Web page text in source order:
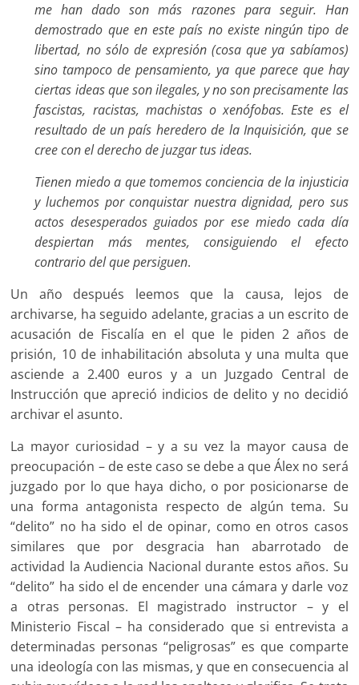
me han dado son más razones para seguir. Han
demostrado que en este país no existe ningún tipo de
libertad, no sólo de expresión (cosa que ya sabíamos)
sino tampoco de pensamiento, ya que parece que hay
ciertas ideas que son ilegales, y no son precisamente las
fascistas, racistas, machistas o xenófobas. Este es el
resultado de un país heredero de la Inquisición, que se
cree con el derecho de juzgar tus ideas.
Tienen miedo a que tomemos conciencia de la injusticia
y luchemos por conquistar nuestra dignidad, pero sus
actos desesperados guiados por ese miedo cada día
despiertan más mentes, consiguiendo el efecto
contrario del que persiguen.
Un año después leemos que la causa, lejos de
archivarse, ha seguido adelante, gracias a un escrito de
acusación de Fiscalía en el que le piden 2 años de
prisión, 10 de inhabilitación absoluta y una multa que
asciende a 2.400 euros y a un Juzgado Central de
Instrucción que apreció indicios de delito y no decidió
archivar el asunto.
La mayor curiosidad – y a su vez la mayor causa de
preocupación – de este caso se debe a que Álex no será
juzgado por lo que haya dicho, o por posicionarse de
una forma antagonista respecto de algún tema. Su
“delito” no ha sido el de opinar, como en otros casos
similares que por desgracia han abarrotado de
actividad la Audiencia Nacional durante estos años. Su
“delito” ha sido el de encender una cámara y darle voz
a otras personas. El magistrado instructor – y el
Ministerio Fiscal – ha considerado que si entrevista a
determinadas personas “peligrosas” es que comparte
una ideología con las mismas, y que en consecuencia al